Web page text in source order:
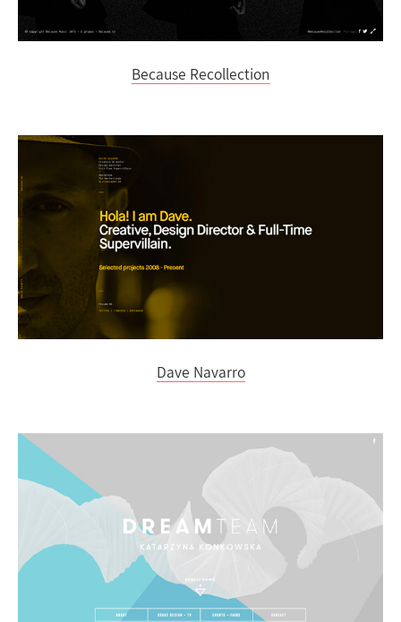
Because Recollection
Dave Navarro